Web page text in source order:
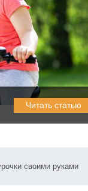
Читать статью
своими руками